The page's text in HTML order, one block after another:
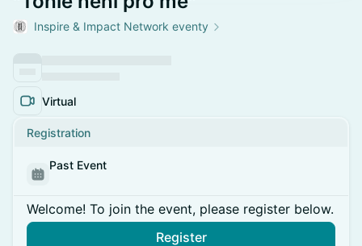
Inspire & Impact Network eventy
Virtual
Registration
Past Event
Welcome! To join the event, please register below.
Register